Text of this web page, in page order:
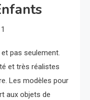
1
pas seulement.
et très réalistes
Les modèles pour
aux objets de